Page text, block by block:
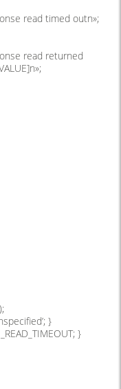
read timed outn»;
read returned
}
}